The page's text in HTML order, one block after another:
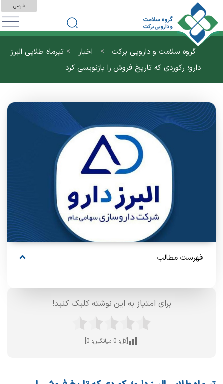
فارسی
گروه سلامت و دارویی برکت > اخبار > تیرماه طلایی البرز
دارو؛ رکوردی که تاریخ فروش را بازنویسی کرد
فهرست مطالب
برای امتیاز به این نوشته کلیک کنید!
[کل: 0 میانگین: 0